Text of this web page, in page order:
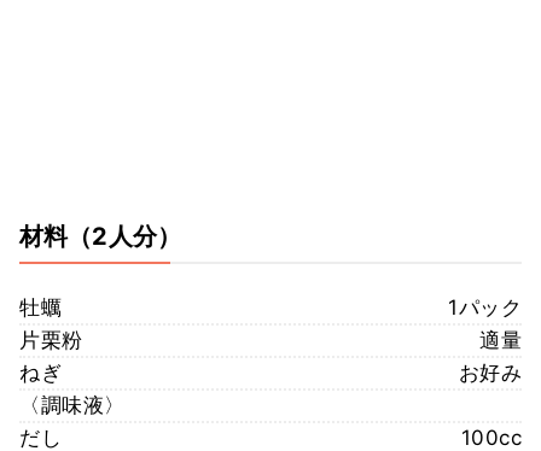
材料（2人分）
牡蠣
1パック
片栗粉
適量
ねぎ
お好み
〈調味液〉
だし
100cc